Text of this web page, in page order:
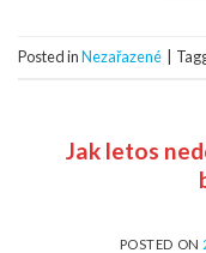
Posted inNezařazené
Jak letos
POSTED ON